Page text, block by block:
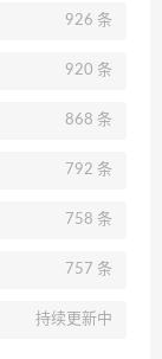
926 条
920 条
868 条
792 条
758 条
757 条
持续更新中